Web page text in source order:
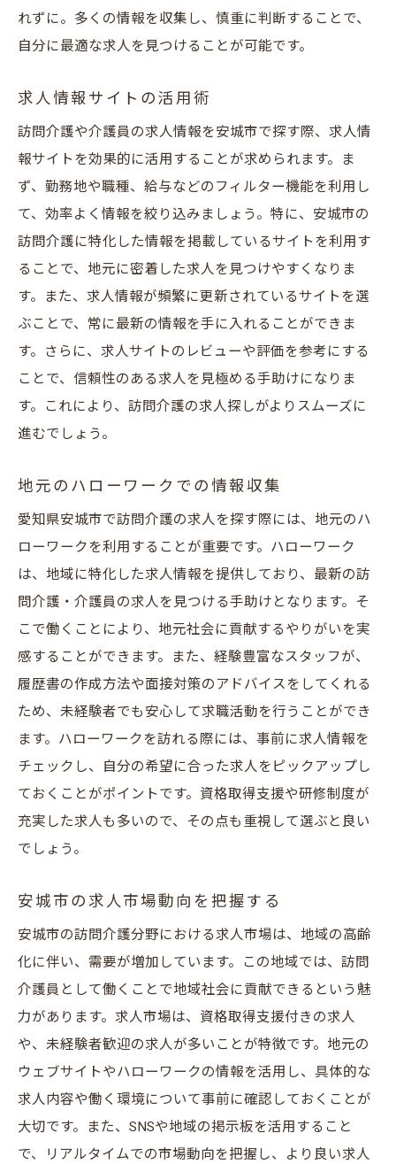
れずに。多くの情報を収集し、慎重に判断することで、
自分に最適な求人を見つけることが可能です。
求人情報サイトの活用術
訪問介護や介護員の求人情報を安城市で探す際、求人情
報サイトを効果的に活用することが求められます。ま
ず、勤務地や職種、給与などのフィルター機能を利用し
て、効率よく情報を絞り込みましょう。特に、安城市の
訪問介護に特化した情報を掲載しているサイトを利用す
ることで、地元に密着した求人を見つけやすくなりま
す。また、求人情報が頻繁に更新されているサイトを選
ぶことで、常に最新の情報を手に入れることができま
す。さらに、求人サイトのレビューや評価を参考にする
ことで、信頼性のある求人を見極める手助けになりま
す。これにより、訪問介護の求人探しがよりスムーズに
進むでしょう。
地元のハローワークでの情報収集
愛知県安城市で訪問介護の求人を探す際には、地元のハ
ローワークを利用することが重要です。ハローワーク
は、地域に特化した求人情報を提供しており、最新の訪
問介護・介護員の求人を見つける手助けとなります。そ
こで働くことにより、地元社会に貢献するやりがいを実
感することができます。また、経験豊富なスタッフが、
履歴書の作成方法や面接対策のアドバイスをしてくれる
ため、未経験者でも安心して求職活動を行うことができ
ます。ハローワークを訪れる際には、事前に求人情報を
チェックし、自分の希望に合った求人をピックアップし
ておくことがポイントです。資格取得支援や研修制度が
充実した求人も多いので、その点も重視して選ぶと良い
でしょう。
安城市の求人市場動向を把握する
安城市の訪問介護分野における求人市場は、地域の高齢
化に伴い、需要が増加しています。この地域では、訪問
介護員として働くことで地域社会に貢献できるという魅
力があります。求人市場は、資格取得支援付きの求人
や、未経験者歓迎の求人が多いことが特徴です。地元の
ウェブサイトやハローワークの情報を活用し、具体的な
求人内容や働く環境について事前に確認しておくことが
大切です。また、SNSや地域の掲示板を活用すること
で、リアルタイムでの市場動向を把握し、より良い求人